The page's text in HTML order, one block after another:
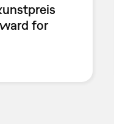
for